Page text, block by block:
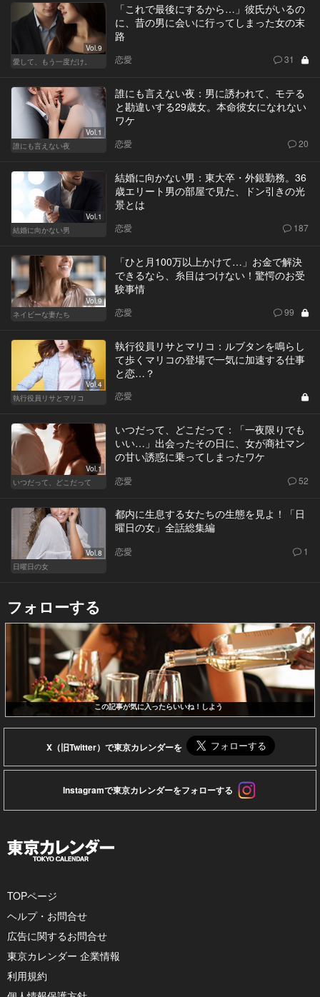
Vol.9
愛して、もう一度だけ。
「これで最後にするから…」彼氏がいるの
に、昔の男に会いに行ってしまった女の末
路
恋愛 31
Vol.1
誰にも言えない夜
誰にも言えない夜：男に誘われて、モテる
と勘違いする29歳女。本命彼女になれない
ワケ
恋愛 20
Vol.1
結婚に向かない男
結婚に向かない男：東大卒・外銀勤務。36
歳エリート男の部屋で見た、ドン引きの光
景とは
恋愛 187
Vol.9
ネイビーな妻たち
「ひと月100万以上かけて…」お金で解決
できるなら、糸目はつけない！驚愕のお受
験事情
恋愛 99
Vol.4
執行役員リサとマリコ
執行役員リサとマリコ：ルブタンを鳴らし
て歩くマリコの登場で一気に加速する仕事
と恋…？
恋愛
Vol.1
いつだって、どこだって
いつだって、どこだって：「一夜限りでも
いい…」出会ったその日に、女が商社マン
の甘い誘惑に乗ってしまったワケ
恋愛 52
Vol.8
日曜日の女
都内に生息する女たちの生態を見よ！「日
曜日の女」全話総集編
恋愛 1
フォローする
この記事が気に入ったらいいね！しよう
X（旧Twitter）で東京カレンダーを
Instagramで東京カレンダーをフォローする
TOPページ
ヘルプ・お問合せ
広告に関するお問合せ
東京カレンダー 企業情報
利用規約